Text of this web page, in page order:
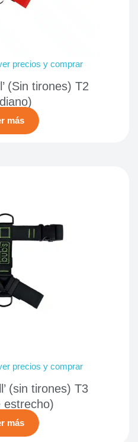
precios y comprar
(Sin tirones) T2
más
precios y comprar
(sin tirones) T3
estrecho)
más